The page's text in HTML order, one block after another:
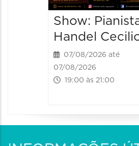
Show:
Handel
07/08/2026 até
07/08/2026
19:00 às 21:00